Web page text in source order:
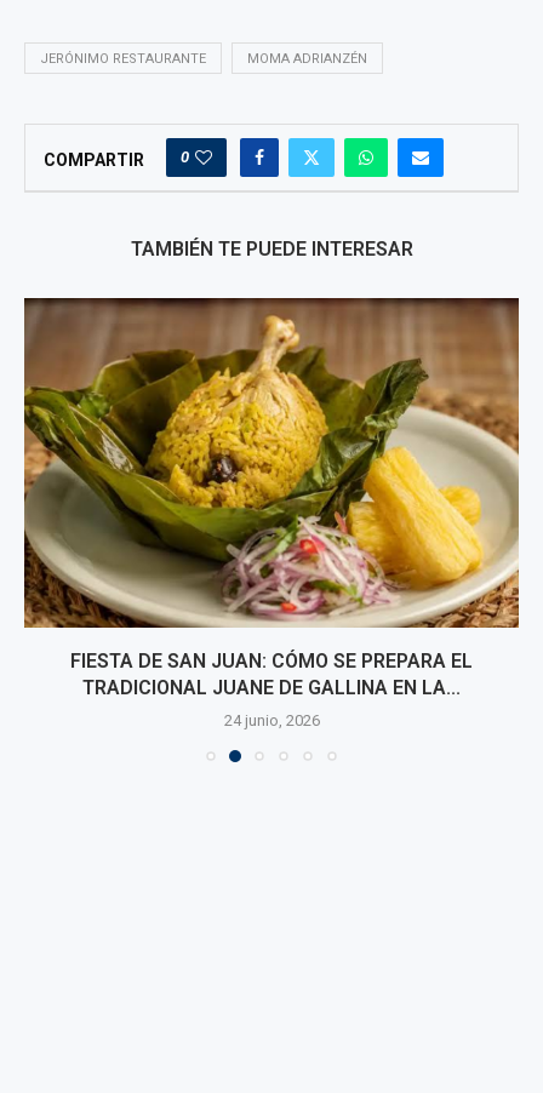
JERÓNIMO RESTAURANTE MOMA ADRIANZÉN
COMPARTIR 0
TAMBIÉN TE PUEDE INTERESAR
FIESTA DE SAN JUAN: CÓMO SE PREPARA EL
TRADICIONAL JUANE DE GALLINA EN LA...
24 junio, 2026